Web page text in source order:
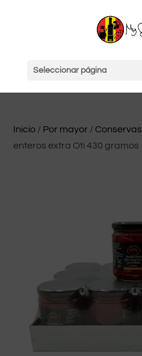
Seleccionar página
Inicio / Por mayor /Conservas
enteros extra Oti 430 gramos